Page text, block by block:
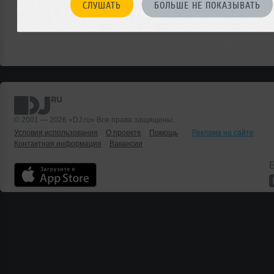
СЛУШАТЬ БОЛЬШЕ НЕ ПОКАЗЫВАТЬ
© 2001 — 2026 «DJ.ru» Все права защищены.
Условия использования
О проекте Помощь
Реклама на сайте
Контактная информация
Вакансии